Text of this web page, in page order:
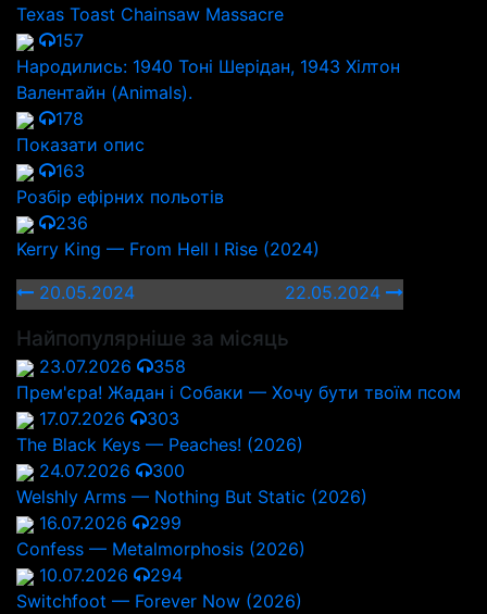
Texas Toast Chainsaw Massacre
157
Народились: 1940 Тоні Шерідан, 1943 Хілтон
Валентайн (Animals).
178
Показати опис
163
Розбір ефірних польотів
236
Kerry King — From Hell I Rise (2024)
20.05.2024
22.05.2024
Найпопулярніше за місяць
23.07.2026
358
Прем'єра! Жадан і Собаки — Хочу бути твоїм псом
17.07.2026
303
The Black Keys — Peaches! (2026)
24.07.2026
300
Welshly Arms — Nothing But Static (2026)
16.07.2026
299
Confess — Metalmorphosis (2026)
10.07.2026
294
Switchfoot — Forever Now (2026)